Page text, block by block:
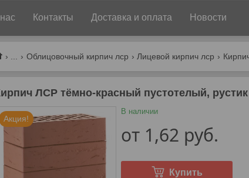
Контакты Доставка и оплата Новости
Облицовочный кирпич лср Лицевой кирпич лср
ЛСР тёмно-красный пустотелый, рустик
Акция!
В наличии
от 1,62 руб.
Купить